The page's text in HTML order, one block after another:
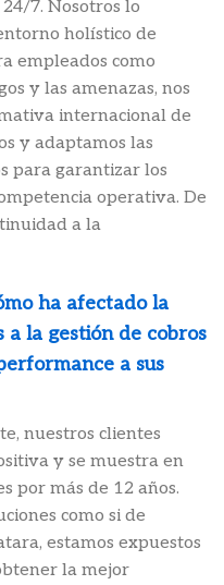
7. Nosotros lo
holístico de
empleados como
y las amenazas, nos
internacional de
y adaptamos las
para garantizar los
operativa. De
a la
ha afectado la
a la gestión de cobros
a sus
nuestros clientes
y se muestra en
por más de 12 años.
como si de
estamos expuestos
la mejor